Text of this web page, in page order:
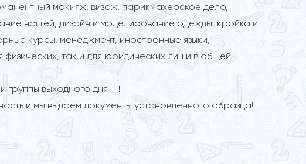
макияж, визаж, парикмахерское дело,
ногтей, дизайн и моделирование одежды, кройка и
курсы, менеджмент, иностранные языки,
так и для юридических лиц и в общей
выходного дня ! ! !
и мы выдаем документы установленного образца!